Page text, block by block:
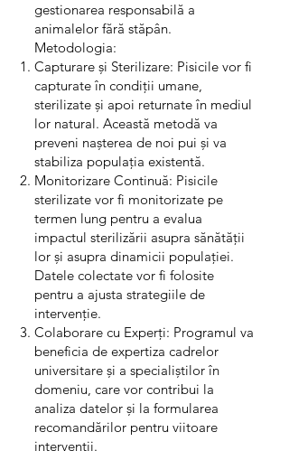
gestionarea responsabilă a
animalelor fără stăpân.
Metodologia:
Capturare și Sterilizare: Pisicile vor fi
capturate în condiții umane,
sterilizate și apoi returnate în mediul
lor natural. Această metodă va
preveni nașterea de noi pui și va
stabiliza populația existentă.
Monitorizare Continuă: Pisicile
sterilizate vor fi monitorizate pe
termen lung pentru a evalua
impactul sterilizării asupra sănătății
lor și asupra dinamicii populației.
Datele colectate vor fi folosite
pentru a ajusta strategiile de
intervenție.
Colaborare cu Experți: Programul va
beneficia de expertiza cadrelor
universitare și a specialiștilor în
domeniu, care vor contribui la
analiza datelor și la formularea
recomandărilor pentru viitoare
intervenții.